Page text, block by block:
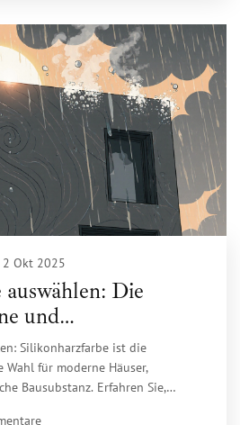
2 Okt 2025
auswählen: Die
und
Systeme im
Silikonharzfarbe ist die
für moderne Häuser,
Bausubstanz. Erfahren Sie,